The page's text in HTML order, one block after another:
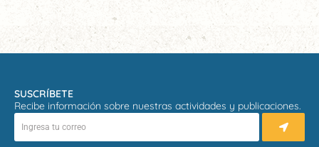
SUSCRÍBETE
Recibe información sobre nuestras actividades y publicaciones.